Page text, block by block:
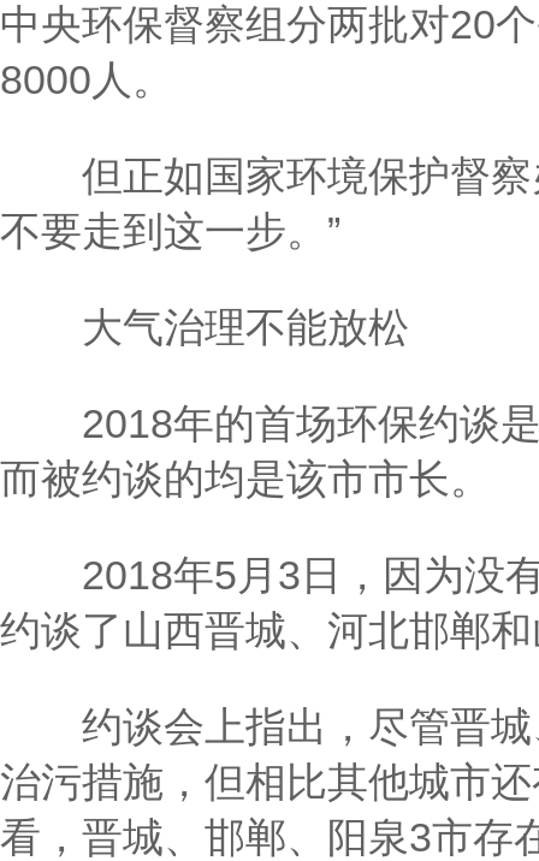
中央环保督察组分两批对20
8000人。
但正如国家环境保护督察
不要走到这一步。”
大气治理不能放松
2018年的首场环保约谈是
而被约谈的均是该市市长。
2018年5月3日，因为没有
约谈了山西晋城、河北邯郸
约谈会上指出，尽管晋城
治污措施，但相比其他城市
看，晋城、邯郸、阳泉3市存